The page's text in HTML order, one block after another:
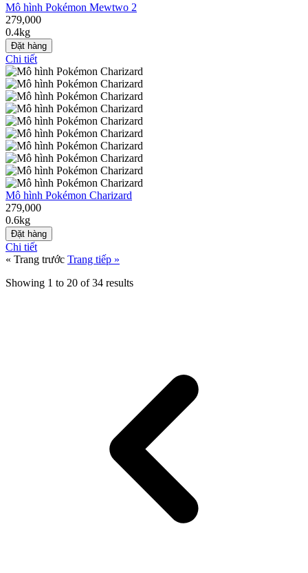
Mô hình Pokémon Mewtwo 2
279,000
0.4kg
Đặt hàng
Chi tiết
Mô hình Pokémon Charizard
279,000
0.6kg
Đặt hàng
Chi tiết
« Trang trước Trang tiếp »
Showing 1 to 20 of34 results